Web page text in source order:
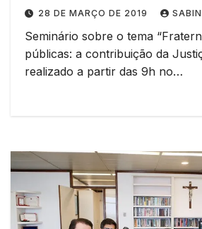
28 DE MARÇO DE 2019
Seminário sobre o tema
públicas: a contribuição da
realizado a partir das 9h no…